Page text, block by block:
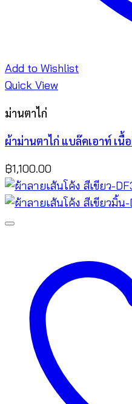
Add to Wishlist
Quick View
ม่านตาไก่
ผ้าม่านตาไก่ แบล๊คเอาท์ เนื้
฿1,100.00